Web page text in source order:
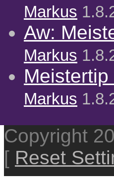
Markus
Aw:
Markus
Markus
Copyright
[ Reset